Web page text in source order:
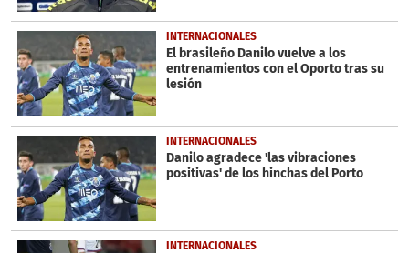
INTERNACIONALES
El brasileño Danilo vuelve a los
entrenamientos con el Oporto tras su
lesión
INTERNACIONALES
Danilo agradece 'las vibraciones
positivas' de los hinchas del Porto
INTERNACIONALES